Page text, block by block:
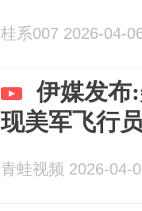
桂系007 2026-04-
伊媒发布
现美军飞行
青蛙视频 2026-04-